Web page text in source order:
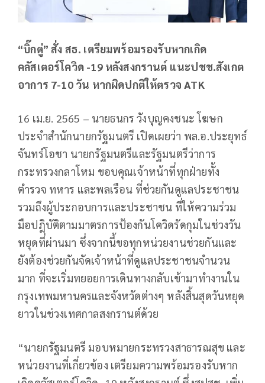
“บิ๊กตู่” สั่ง สธ. เตรียมพร้อมรองรับหากเกิด
คลัสเตอร์โควิด -19 หลังสงกรานต์ แนะปชช.สังเกต
อาการ 7-10 วัน หากผิดปกติให้ตรวจ ATK
16 เม.ย. 2565 – นายธนกร วังบุญคงชนะ โฆษก
ประจำสำนักนายกรัฐมนตรี เปิดเผยว่า พล.อ.ประยุทธ์
จันทร์โอชา นายกรัฐมนตรีและรัฐมนตรีว่าการ
กระทรวงกลาโหม ขอบคุณเจ้าหน้าที่ทุกฝ่ายทั้ง
ตำรวจ ทหาร และพลเรือน ที่ช่วยกันดูแลประชาชน
รวมถึงผู้ประกอบการและประชาชน ที่ให้ความร่วม
มือปฎิบัติตามมาตรการป้องกันโควิดรัดกุมในช่วงวัน
หยุดที่ผ่านมา ซึ่งจากนี้ขอทุกหน่วยงานช่วยกันและ
ยังต้องช่วยกันจัดเจ้าหน้าที่ดูแลประชาชนจำนวน
มาก ที่จะเริ่มทยอยการเดินทางกลับเข้ามาทำงานใน
กรุงเทพมหานครและจังหวัดต่างๆ หลังสิ้นสุดวันหยุด
ยาวในช่วงเทศกาลสงกรานต์ด้วย
“นายกรัฐมนตรี มอบหมายกระทรวงสาธารณสุข และ
หน่วยงานที่เกี่ยวข้อง เตรียมความพร้อมรองรับหาก